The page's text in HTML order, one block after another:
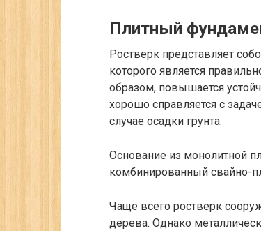
Плитный
Ростверк представляет
которого является
образом, повышается
хорошо справляется с
случае осадки грунта.
Основание из монолитной
комбинированный свайно-
Чаще всего ростверк
дерева. Однако